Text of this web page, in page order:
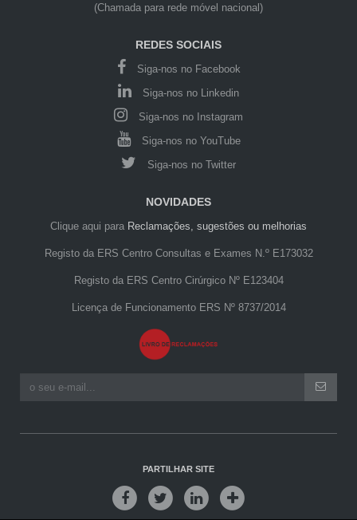
(Chamada para rede móvel nacional)
REDES SOCIAIS
Siga-nos no Facebook
Siga-nos no Linkedin
Siga-nos no Instagram
Siga-nos no YouTube
Siga-nos no Twitter
NOVIDADES
Clique aqui para Reclamações, sugestões ou melhorias
Registo da ERS Centro Consultas e Exames N.º E173032
Registo da ERS Centro Cirúrgico Nº E123404
Licença de Funcionamento ERS Nº 8737/2014
PARTILHAR SITE